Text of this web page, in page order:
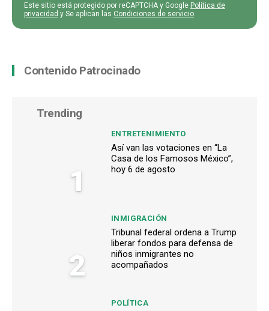
Este sitio está protegido por reCAPTCHA y Google Política de
privacidad y Se aplican las Condiciones de servicio.
Contenido Patrocinado
Trending
1
ENTRETENIMIENTO
Así van las votaciones en “La
Casa de los Famosos México”,
hoy 6 de agosto
2
INMIGRACIÓN
Tribunal federal ordena a Trump
liberar fondos para defensa de
niños inmigrantes no
acompañados
POLÍTICA